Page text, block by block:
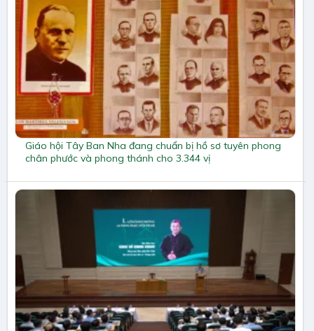
Giáo hội Tây Ban Nha đang chuẩn bị hồ sơ tuyên phong
chân phước và phong thánh cho 3.344 vị